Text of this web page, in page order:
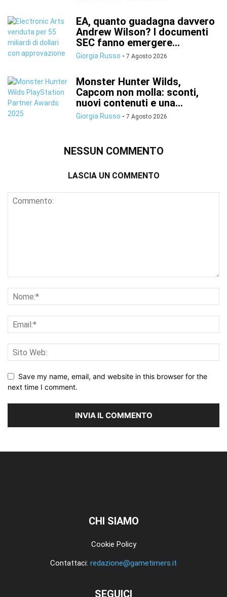
EA, quanto guadagna davvero
Andrew Wilson? I documenti
SEC fanno emergere...
Giorgia Russo - 7 Agosto 2026
Monster Hunter Wilds,
Capcom non molla: sconti,
nuovi contenuti e una...
Giorgia Russo - 7 Agosto 2026
NESSUN COMMENTO
LASCIA UN COMMENTO
Save my name, email, and website in this browser for the
next time I comment.
CHI SIAMO
Cookie Policy
Contattaci: redazione@gametimers.it
SEGUICI